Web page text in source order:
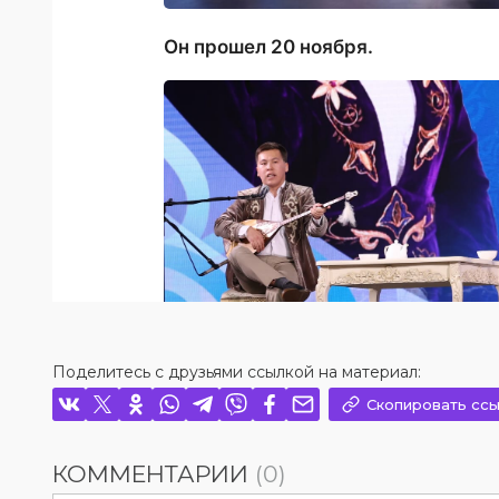
Поделитесь с друзьями ссылкой на материал:
Скопировать
КОММЕНТАРИИ (0)